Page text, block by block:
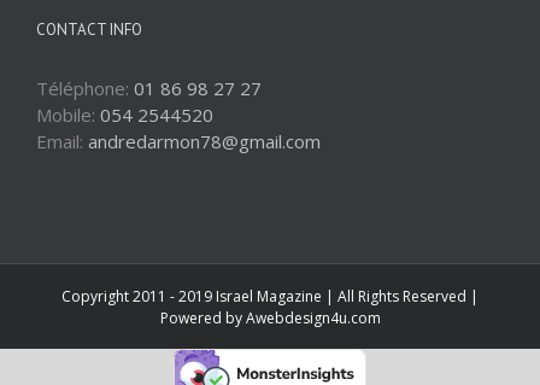
CONTACT INFO
Téléphone: 01 86 98 27 27
Mobile: 054 2544520
Email: andredarmon78@gmail.com
Copyright 2011 - 2019 Israel Magazine | All Rights Reserved |
Powered byAwebdesign4u.com